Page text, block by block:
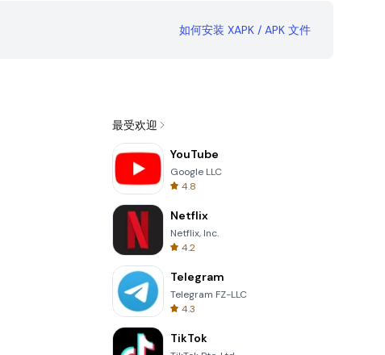
如何安装 XAPK / APK 文件
最受欢迎
YouTube
Google LLC
4.8
Netflix
Netflix, Inc.
4.2
Telegram
Telegram FZ-LLC
4.3
TikTok